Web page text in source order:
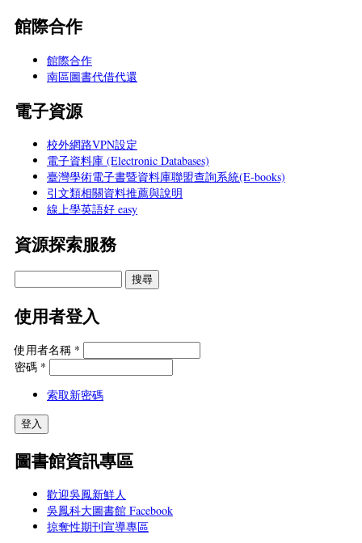
館際合作
館際合作
南區圖書代借代還
電子資源
校外網路VPN設定
電子資料庫 (Electronic Databases)
臺灣學術電子書暨資料庫聯盟查詢系統(E-books)
引文類相關資料推薦與說明
線上學英語好 easy
資源探索服務
使用者登入
使用者名稱 *
密碼 *
索取新密碼
圖書館資訊專區
歡迎吳鳳新鮮人
吳鳳科大圖書館 Facebook
掠奪性期刊宣導專區